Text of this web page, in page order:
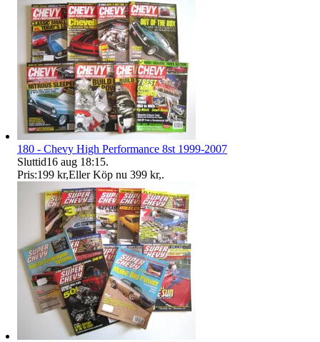
180 - Chevy High Performance 8st 1999-2007
Sluttid16 aug 18:15.
Pris:199 kr,Eller Köp nu 399 kr,.